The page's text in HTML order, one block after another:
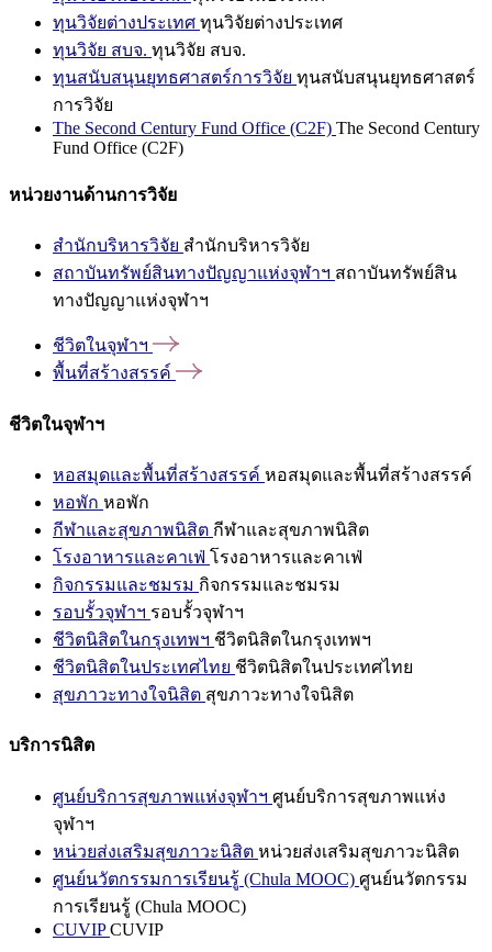
ทุนวิจัยต่างประเทศ ทุนวิจัยต่างประเทศ
ทุนวิจัย สบจ. ทุนวิจัย สบจ.
ทุนสนับสนุนยุทธศาสตร์การวิจัย ทุนสนับสนุนยุทธศาสตร์
การวิจัย
The Second Century Fund Office (C2F) The Second Century
Fund Office (C2F)
หน่วยงานด้านการวิจัย
สำนักบริหารวิจัย สำนักบริหารวิจัย
สถาบันทรัพย์สินทางปัญญาแห่งจุฬาฯ สถาบันทรัพย์สิน
ทางปัญญาแห่งจุฬาฯ
ชีวิตในจุฬาฯ
พื้นที่สร้างสรรค์
ชีวิตในจุฬาฯ
หอสมุดและพื้นที่สร้างสรรค์ หอสมุดและพื้นที่สร้างสรรค์
หอพัก หอพัก
กีฬาและสุขภาพนิสิต กีฬาและสุขภาพนิสิต
โรงอาหารและคาเฟ่ โรงอาหารและคาเฟ่
กิจกรรมและชมรม กิจกรรมและชมรม
รอบรั้วจุฬาฯ รอบรั้วจุฬาฯ
ชีวิตนิสิตในกรุงเทพฯ ชีวิตนิสิตในกรุงเทพฯ
ชีวิตนิสิตในประเทศไทย ชีวิตนิสิตในประเทศไทย
สุขภาวะทางใจนิสิต สุขภาวะทางใจนิสิต
บริการนิสิต
ศูนย์บริการสุขภาพแห่งจุฬาฯ ศูนย์บริการสุขภาพแห่ง
จุฬาฯ
หน่วยส่งเสริมสุขภาวะนิสิต หน่วยส่งเสริมสุขภาวะนิสิต
ศูนย์นวัตกรรมการเรียนรู้ (Chula MOOC) ศูนย์นวัตกรรม
การเรียนรู้ (Chula MOOC)
CUVIPCUVIP